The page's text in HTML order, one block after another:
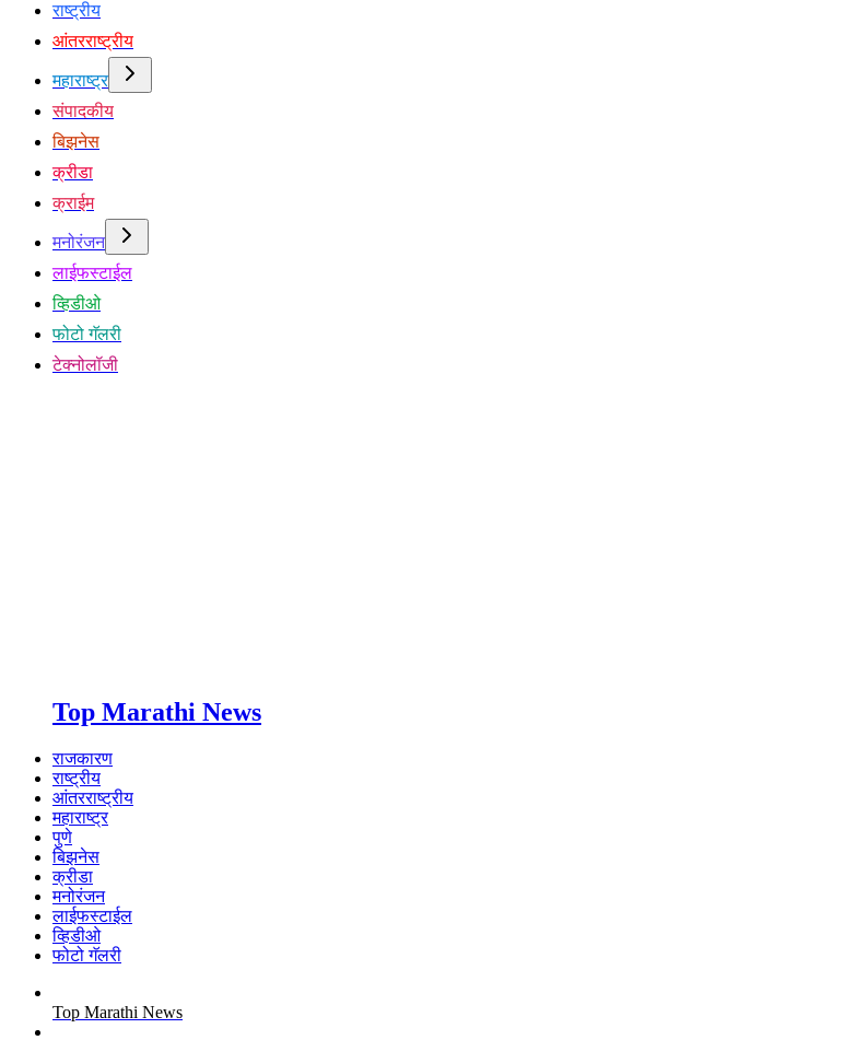
राष्ट्रीय
आंतरराष्ट्रीय
महाराष्ट्र
संपादकीय
बिझनेस
क्रीडा
क्राईम
मनोरंजन
लाईफस्टाईल
व्हिडीओ
फोटो गॅलरी
टेक्नोलॉजी
Top Marathi News
राजकारण
राष्ट्रीय
आंतरराष्ट्रीय
महाराष्ट्र
पुणे
बिझनेस
क्रीडा
मनोरंजन
लाईफस्टाईल
व्हिडीओ
फोटो गॅलरी
Top Marathi News